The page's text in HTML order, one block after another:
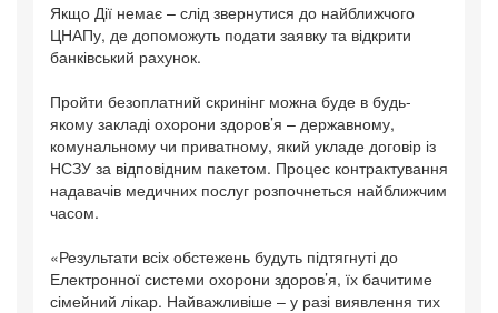
Якщо Дії немає – слід звернутися до найближчого
ЦНАПу, де допоможуть подати заявку та відкрити
банківський рахунок.
Пройти безоплатний скринінг можна буде в будь-
якому закладі охорони здоров’я – державному,
комунальному чи приватному, який укладе договір із
НСЗУ за відповідним пакетом. Процес контрактування
надавачів медичних послуг розпочнеться найближчим
часом.
«Результати всіх обстежень будуть підтягнуті до
Електронної системи охорони здоров’я, їх бачитиме
сімейний лікар. Найважливіше – у разі виявлення тих